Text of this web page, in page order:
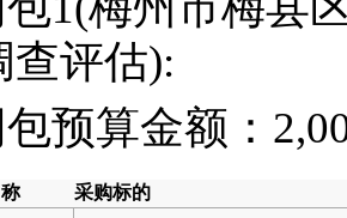
查评估):
预算金额：
采购标的